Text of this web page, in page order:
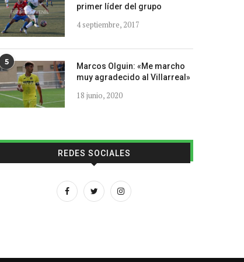
primer líder del grupo
4 septiembre, 2017
5
Marcos Olguin: «Me marcho
muy agradecido al Villarreal»
18 junio, 2020
REDES SOCIALES